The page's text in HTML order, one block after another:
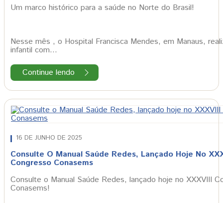
Um marco histórico para a saúde no Norte do Brasil!
Nesse mês , o Hospital Francisca Mendes, em Manaus,
infantil com…
Continue lendo
16 DE JUNHO DE 2025
Consulte O Manual Saúde Redes, Lançado Hoje No
Congresso Conasems
Consulte o Manual Saúde Redes, lançado hoje no XXXVIII
Conasems!